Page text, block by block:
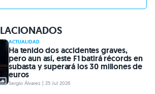
ACTUALIDAD
Ha tenido dos accidentes graves,
pero aun así, este F1 batirá récords en
subasta y superará los 30 millones de
euros
Sergio Álvarez | 25 Jul 2026